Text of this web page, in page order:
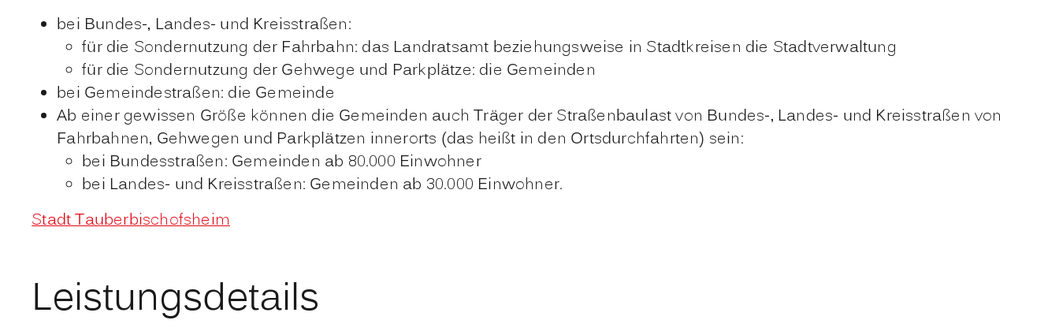
bei Bundes-, Landes- und Kreisstraßen:
für die Sondernutzung der Fahrbahn: das Landratsamt beziehungsweise in Stadtkreisen die Stadtverwaltung
für die Sondernutzung der Gehwege und Parkplätze: die Gemeinden
bei Gemeindestraßen: die Gemeinde
Ab einer gewissen Größe können die Gemeinden auch Träger der Straßenbaulast von Bundes-, Landes- und Kreisstraßen von
Fahrbahnen, Gehwegen und Parkplätzen innerorts (das heißt in den Ortsdurchfahrten) sein:
bei Bundesstraßen: Gemeinden ab 80.000 Einwohner
bei Landes- und Kreisstraßen: Gemeinden ab 30.000 Einwohner.
Stadt Tauberbischofsheim
Leistungsdetails